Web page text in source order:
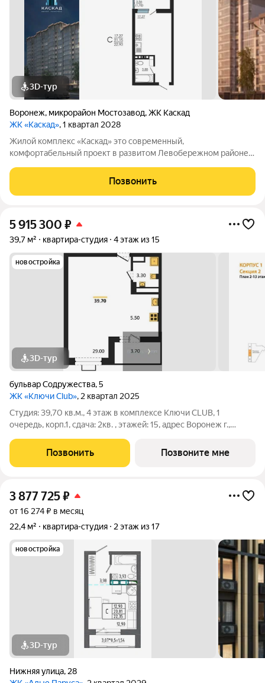
3D-тур
Воронеж, микрорайон Мостозавод,ЖК Каскад
ЖК «Каскад», 1 квартал 2028
Жилой комплекс «Каскад» это современный,
комфортабельный проект в развитом Левобережном районе
транспортной доступности и спокойствие жилой
зоны.Пространство для жизниКомплекс состоит из 8
Позвонить
5 915 300 ₽
39,7 м² квартира-студия 4 этаж из 15
новостройка
3D-тур
бульвар Содружества,5
ЖК «Ключи Club», 2 квартал 2025
Студия: 39,70 кв.м., 4 этаж в комплексе Ключи CLUB, 1
очередь, корп.1, сдача: 2кв. , этажей: 15, адрес Воронеж г.,
полноценный мини-город из семи жилых комплексов,
насыщенный социальной и
Позвонить Позвоните мне
3 877 725₽
от 16 274 ₽ в месяц
22,4 м²
квартира-студия 2 этаж из 17
новостройка
3D-тур
Нижняя улица, 28